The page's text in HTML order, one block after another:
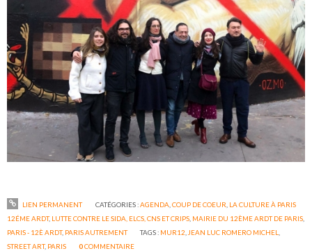
LIEN PERMANENT CATÉGORIES :AGENDA COUP DE COEUR LA CULTURE À PARIS
12ÉME ARDT, LUTTE CONTRE LE SIDA, ELCS, CNS ET CRIPS MAIRIE DU 12ÈME ARDT DE PARIS
PARIS - 12È ARDT, PARIS AUTREMENT TAGS : MUR12 JEAN LUC ROMERO MICHEL
STREET ART, PARIS 0COMMENTAIRE